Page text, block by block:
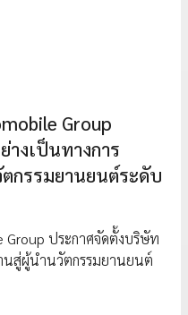
Group
งเป็นทางการ
กรรมยานยนต์ระดับ
Group ประกาศจัดตั้งบริษัท
นสู่ผู้นำนวัตกรรมยานยนต์